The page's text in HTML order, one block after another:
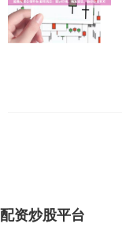
配资炒股平台